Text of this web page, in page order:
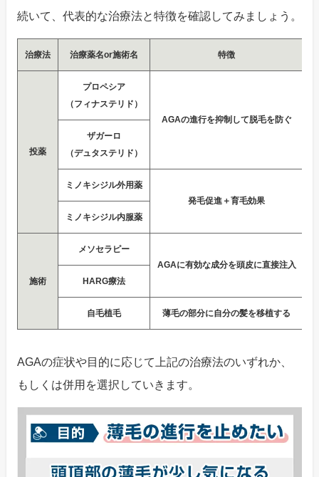
続いて、代表的な治療法と特徴を確認してみましょう。
治療法 治療薬名or施術名 特徴
投薬
プロペシア
（フィナステリド）
AGAの進行を抑制して脱毛を防ぐ
ザガーロ
（デュタステリド）
ミノキシジル外用薬
発毛促進＋育毛効果
ミノキシジル内服薬
施術
メソセラピー
AGAに有効な成分を頭皮に直接注入
HARG療法
自毛植毛 薄毛の部分に自分の髪を移植する
AGAの症状や目的に応じて上記の治療法のいずれか、
もしくは併用を選択していきます。